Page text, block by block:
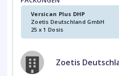
Versican Plus DHP
Zoetis Deutschland GmbH
25 x 1 Dosis
Zoetis